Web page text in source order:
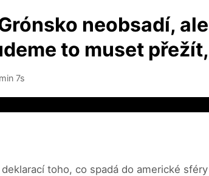
neobsadí,
to muset
7s
deklarací toho, co spadá do americké